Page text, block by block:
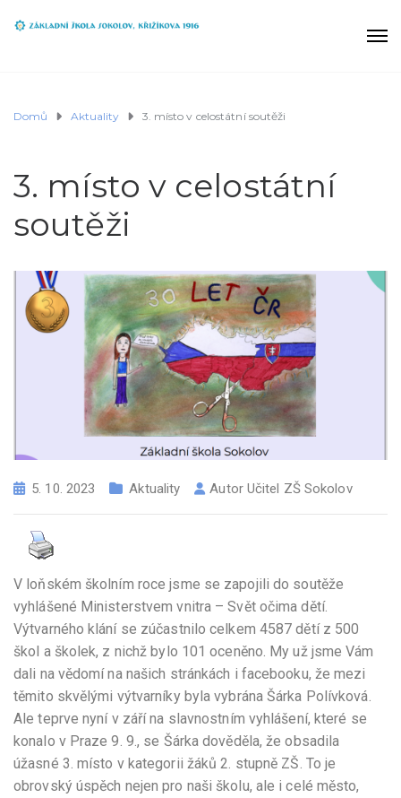
Domů Aktuality 3. místo v celostátní soutěži
3. místo v celostátní
soutěži
5. 10. 2023 Aktuality Autor Učitel ZŠ Sokolov
V loňském školním roce jsme se zapojili do soutěže
vyhlášené Ministerstvem vnitra – Svět očima dětí.
Výtvarného klání se zúčastnilo celkem 4587 dětí z 500
škol a školek, z nichž bylo 101 oceněno. My už jsme Vám
dali na vědomí na našich stránkách i facebooku, že mezi
těmito skvělými výtvarníky byla vybrána Šárka Polívková.
Ale teprve nyní v září na slavnostním vyhlášení, které se
konalo v Praze 9. 9., se Šárka dověděla, že obsadila
úžasné 3. místo v kategorii žáků 2. stupně ZŠ. To je
obrovský úspěch nejen pro naši školu, ale i celé město,